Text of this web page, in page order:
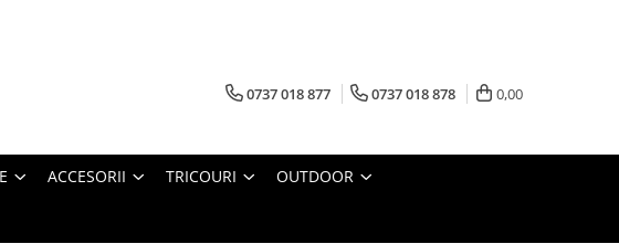
0737 018 877 0737 018 878 0,00
ACCESORII TRICOURI OUTDOOR